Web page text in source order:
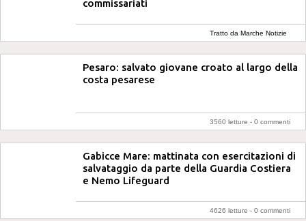
commissariati
Tratto da Marche Notizie
Pesaro: salvato giovane croato al largo della
costa pesarese
3560 letture - 0 commenti
Gabicce Mare: mattinata con esercitazioni di
salvataggio da parte della Guardia Costiera
e Nemo Lifeguard
4626 letture - 0 commenti